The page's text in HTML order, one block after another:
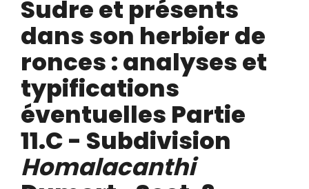
Sudre et présents
dans son herbier de
ronces : analyses et
typifications
éventuelles Partie
11.C - Subdivision
Homalacanthi